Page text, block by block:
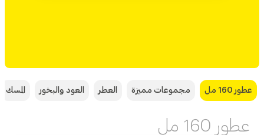
عطور 160 مل مجموعات مميزة العطر العود والبخور المسك
عطور 160 مل